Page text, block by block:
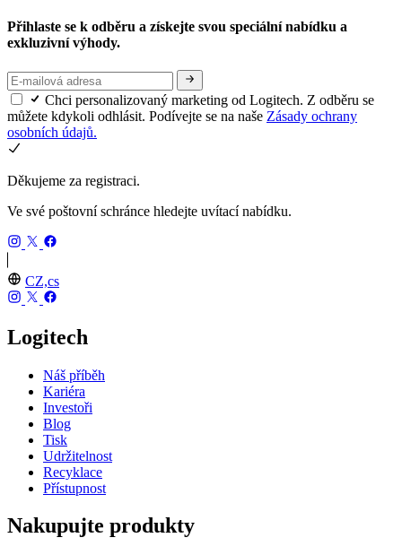
Přihlaste se k odběru a získejte svou speciální nabídku a
exkluzivní výhody.
Chci personalizovaný marketing od Logitech. Z odběru se
můžete kdykoli odhlásit. Podívejte se na naše Zásady ochrany
osobních údajů.
Děkujeme za registraci.
Ve své poštovní schránce hledejte uvítací nabídku.
CZ,cs
Logitech
Náš příběh
Kariéra
Investoři
Blog
Tisk
Udržitelnost
Recyklace
Přístupnost
Nakupujte produkty